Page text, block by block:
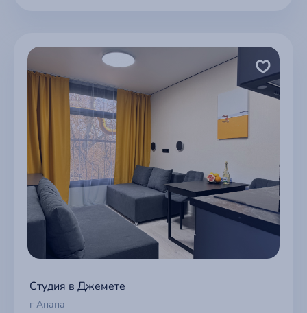
Студия в Джемете
г Анапа